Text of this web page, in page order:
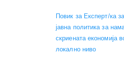
Повик за Експерт/ка
јавна политика за
скриената економија
локално ниво